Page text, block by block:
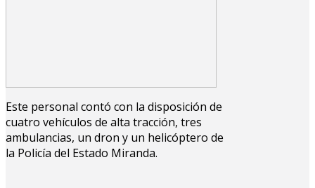
Este personal contó con la disposición de
cuatro vehículos de alta tracción, tres
ambulancias, un dron y un helicóptero de
la Policía del Estado Miranda.